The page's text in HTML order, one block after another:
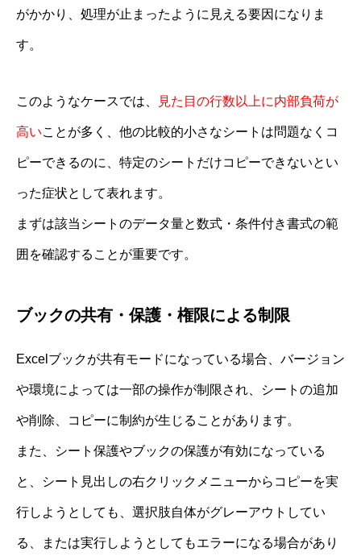
がかかり、処理が止まったように見える要因になりま
す。
このようなケースでは、 見た目の行数以上に内部負荷が
高いことが多く、他の比較的小さなシートは問題なくコ
ピーできるのに、特定のシートだけコピーできないとい
った症状として表れます。
まずは該当シートのデータ量と数式・条件付き書式の範
囲を確認することが重要です。
ブックの共有・保護・権限による制限
Excelブックが共有モードになっている場合、バージョン
や環境によっては一部の操作が制限され、シートの追加
や削除、コピーに制約が生じることがあります。
また、シート保護やブックの保護が有効になっている
と、シート見出しの右クリックメニューからコピーを実
行しようとしても、選択肢自体がグレーアウトしてい
る、または実行しようとしてもエラーになる場合があり